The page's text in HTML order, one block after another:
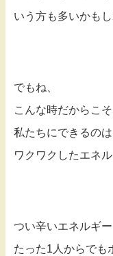
いう方も多いかも
でもね、
こんな時だからこそ
私たちにできるのは
ワクワクしたエネ
つい辛いエネルギ
たった1人からでも